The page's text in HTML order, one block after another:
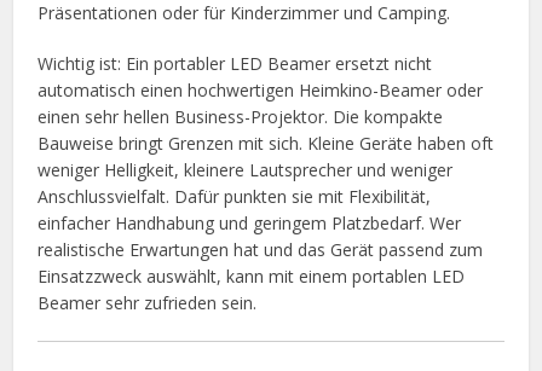
Präsentationen oder für Kinderzimmer und Camping.
Wichtig ist: Ein portabler LED Beamer ersetzt nicht
automatisch einen hochwertigen Heimkino-Beamer oder
einen sehr hellen Business-Projektor. Die kompakte
Bauweise bringt Grenzen mit sich. Kleine Geräte haben oft
weniger Helligkeit, kleinere Lautsprecher und weniger
Anschlussvielfalt. Dafür punkten sie mit Flexibilität,
einfacher Handhabung und geringem Platzbedarf. Wer
realistische Erwartungen hat und das Gerät passend zum
Einsatzzweck auswählt, kann mit einem portablen LED
Beamer sehr zufrieden sein.